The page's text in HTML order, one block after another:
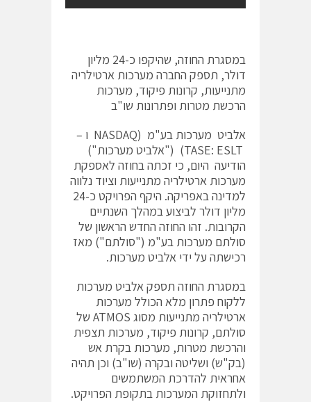
במסגרת החוזה, שהיקפו כ-24 מליון
דולר, תספק החברה מערכות ארטילריה
מתנייעות, קרונות פיקוד, מערכות
הרכשת מטרות ופתרונות שו"ב
אלביט מערכות בע"מ (NASDAQ ו –
TASE: ESLT) ("אלביט מערכות")
הודיעה היום, כי זכתה בחוזה לאספקת
מערכות ארטילריה מתנייעות וציוד נלווה
למדינה באפריקה. היקף הפרויקט כ-24
מליון דולר לביצוע במהלך השנתיים
הקרובות. זהו החוזה החדש הראשון של
סולתם מערכות בע"מ ("סולתם") מאז
רכישתה על ידי אלביט מערכות.
במסגרת החוזה תספק אלביט מערכות
ללקוח פתרון מלא הכולל מערכות
ארטילריה מתנייעות מסוג ATMOS של
סולתם, קרונות פיקוד, מערכות תצפית
והרכשת מטרות, מערכות בקרת אש
(בק"ש) ושליטה ובקרה (שו"ב) וכן תהיה
אחראית להדרכת המשתמשים
ולתחזוקת המערכות בתקופת הפרויקט.